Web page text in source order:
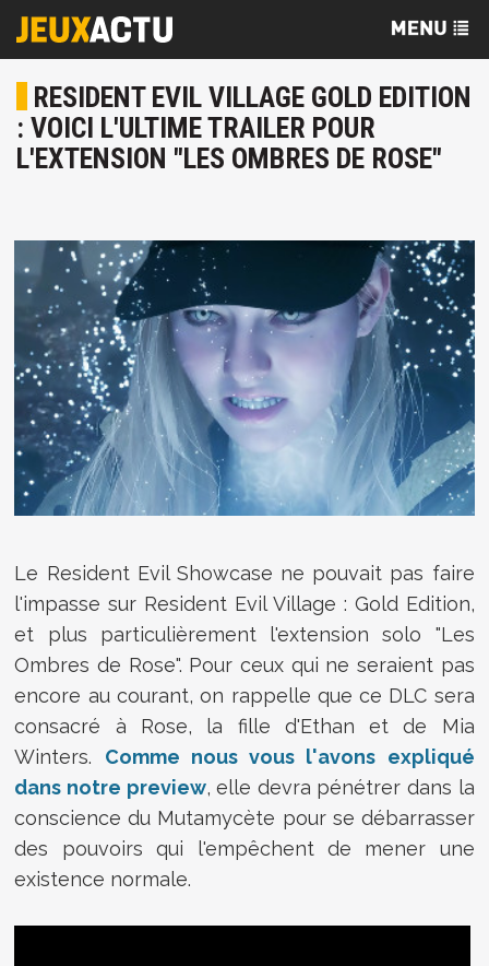
RESIDENT EVIL VILLAGE GOLD EDITION
: VOICI L'ULTIME TRAILER POUR
L'EXTENSION "LES OMBRES DE ROSE"
Le Resident Evil Showcase ne pouvait pas faire
l'impasse sur Resident Evil Village : Gold Edition,
et plus particulièrement l'extension solo "Les
Ombres de Rose". Pour ceux qui ne seraient pas
encore au courant, on rappelle que ce DLC sera
consacré à Rose, la fille d'Ethan et de Mia
Winters. Comme nous vous l'avons expliqué
dans notre preview, elle devra pénétrer dans la
conscience du Mutamycète pour se débarrasser
des pouvoirs qui l'empêchent de mener une
existence normale.